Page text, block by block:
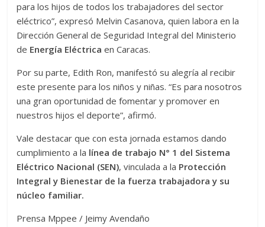
para los hijos de todos los trabajadores del sector
eléctrico”, expresó Melvin Casanova, quien labora en la
Dirección General de Seguridad Integral del Ministerio
de Energía Eléctrica en Caracas.
Por su parte, Edith Ron, manifestó su alegría al recibir
este presente para los niños y niñas. “Es para nosotros
una gran oportunidad de fomentar y promover en
nuestros hijos el deporte”, afirmó.
Vale destacar que con esta jornada estamos dando
cumplimiento a la línea de trabajo N° 1 del Sistema
Eléctrico Nacional (SEN), vinculada a la Protección
Integral y Bienestar de la fuerza trabajadora y su
núcleo familiar.
Prensa Mppee / Jeimy Avendaño